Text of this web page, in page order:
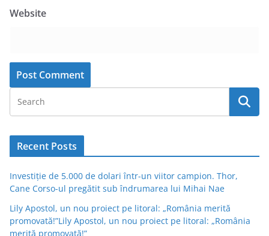
Website
Recent Posts
Investiție de 5.000 de dolari într-un viitor campion. Thor,
Cane Corso-ul pregătit sub îndrumarea lui Mihai Nae
Lily Apostol, un nou proiect pe litoral: „România merită
promovată!”Lily Apostol, un nou proiect pe litoral: „România
merită promovată!”